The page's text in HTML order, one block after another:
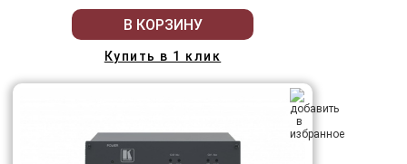
В КОРЗИНУ
Купить в 1 клик